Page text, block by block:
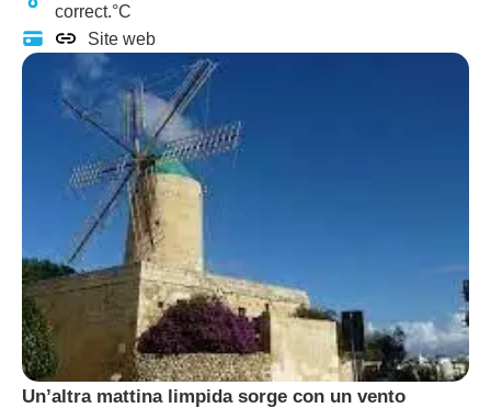
correct.°C
Site web
Un’altra mattina limpida sorge con un vento